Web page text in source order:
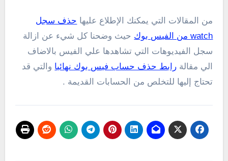
من المقالات التي يمكنك الإطلاع عليها حذف سجل
watch من الفيس بوك
حيث وضحنا كل شيء عن ازالة
سجل الفيديوهات التي تشاهدها علي الفيس بالاضاف
الي مقالة رابط حذف حساب فيس بوك نهائيا والتي قد
تحتاج إليها للتخلص من الحسابات القديمة .